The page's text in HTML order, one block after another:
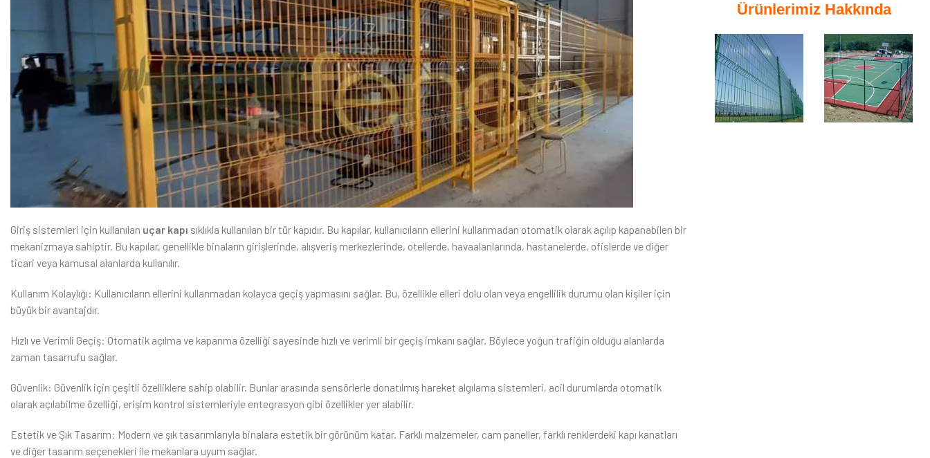
Giriş sistemleri için kullanılan uçar kapı sıklıkla kullanılan bir tür kapıdır. Bu kapılar, kullanıcıların ellerini kullanmadan otomatik olarak açılıp kapanabilen bir
mekanizmaya sahiptir. Bu kapılar, genellikle binaların girişlerinde, alışveriş merkezlerinde, otellerde, havaalanlarında, hastanelerde, ofislerde ve diğer
ticari veya kamusal alanlarda kullanılır.
Kullanım Kolaylığı: Kullanıcıların ellerini kullanmadan kolayca geçiş yapmasını sağlar. Bu, özellikle elleri dolu olan veya engellilik durumu olan kişiler için
büyük bir avantajdır.
Hızlı ve Verimli Geçiş: Otomatik açılma ve kapanma özelliği sayesinde hızlı ve verimli bir geçiş imkanı sağlar. Böylece yoğun trafiğin olduğu alanlarda
zaman tasarrufu sağlar.
Güvenlik: Güvenlik için çeşitli özelliklere sahip olabilir. Bunlar arasında sensörlerle donatılmış hareket algılama sistemleri, acil durumlarda otomatik
olarak açılabilme özelliği, erişim kontrol sistemleriyle entegrasyon gibi özellikler yer alabilir.
Estetik ve Şık Tasarım: Modern ve şık tasarımlarıyla binalara estetik bir görünüm katar. Farklı malzemeler, cam paneller, farklı renklerdeki kapı kanatları
ve diğer tasarım seçenekleri ile mekanlara uyum sağlar.
Ürünlerimiz Hakkında